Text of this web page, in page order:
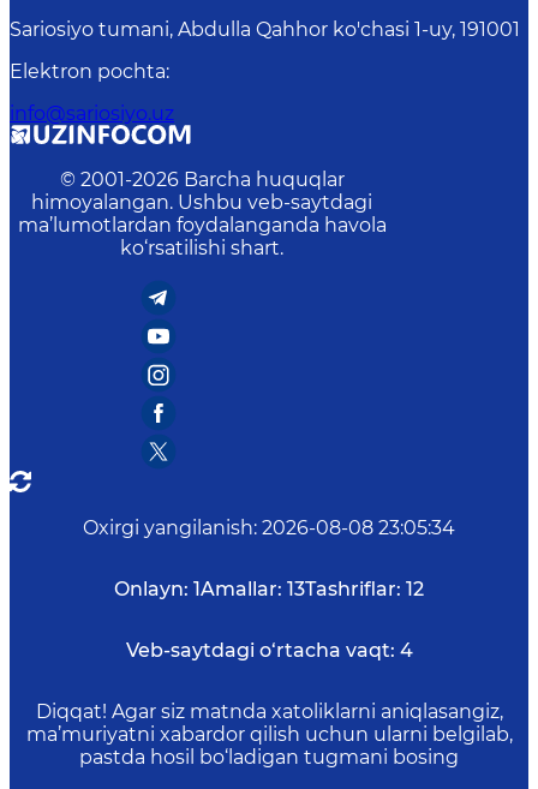
Sariosiyo tumani, Abdulla Qahhor ko'chasi 1-uy, 191001
Elektron pochta:
info@sariosiyo.uz
© 2001-2026 Barcha huquqlar
himoyalangan. Ushbu veb-saytdagi
ma’lumotlardan foydalanganda havola
ko‘rsatilishi shart.
Oxirgi yangilanish: 2026-08-08 23:05:34
Onlayn: 1Amallar: 13Tashriflar: 12
Veb-saytdagi o‘rtacha vaqt: 4
Diqqat! Agar siz matnda xatoliklarni aniqlasangiz,
ma’muriyatni xabardor qilish uchun ularni belgilab,
pastda hosil bo‘ladigan tugmani bosing